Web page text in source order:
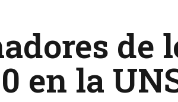
de
en la